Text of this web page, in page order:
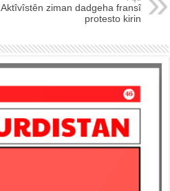
Aktîvîstên ziman dadgeha fransî
protesto kirin